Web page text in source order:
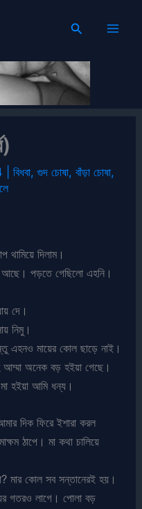
Search
|বিধবা,গুদ চোষা,বাঁড়া চোষা,
দিলাম।
পড়তে গেছিলো এহনি।
দে।
নিমু।
এহনও মায়ের কোল ছাড়ে নাই।
আম্মা অনেক বড় হইয়া গেছে।
হইয়া আমি ধন্য।
দিক ফিরে ইশারা করল
ঠাপে। মা কথা চালিয়ে
মার কোল সব সন্তানেরই হয়।
গতরও লাগে। পোলা বড়